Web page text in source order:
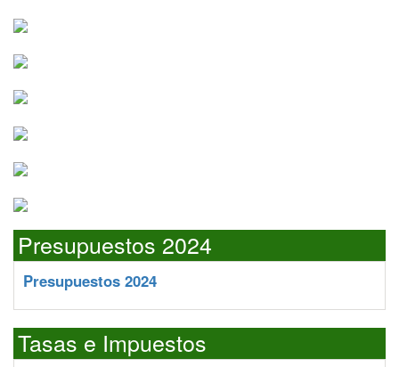
Presupuestos 2024
Presupuestos 2024
Tasas e Impuestos